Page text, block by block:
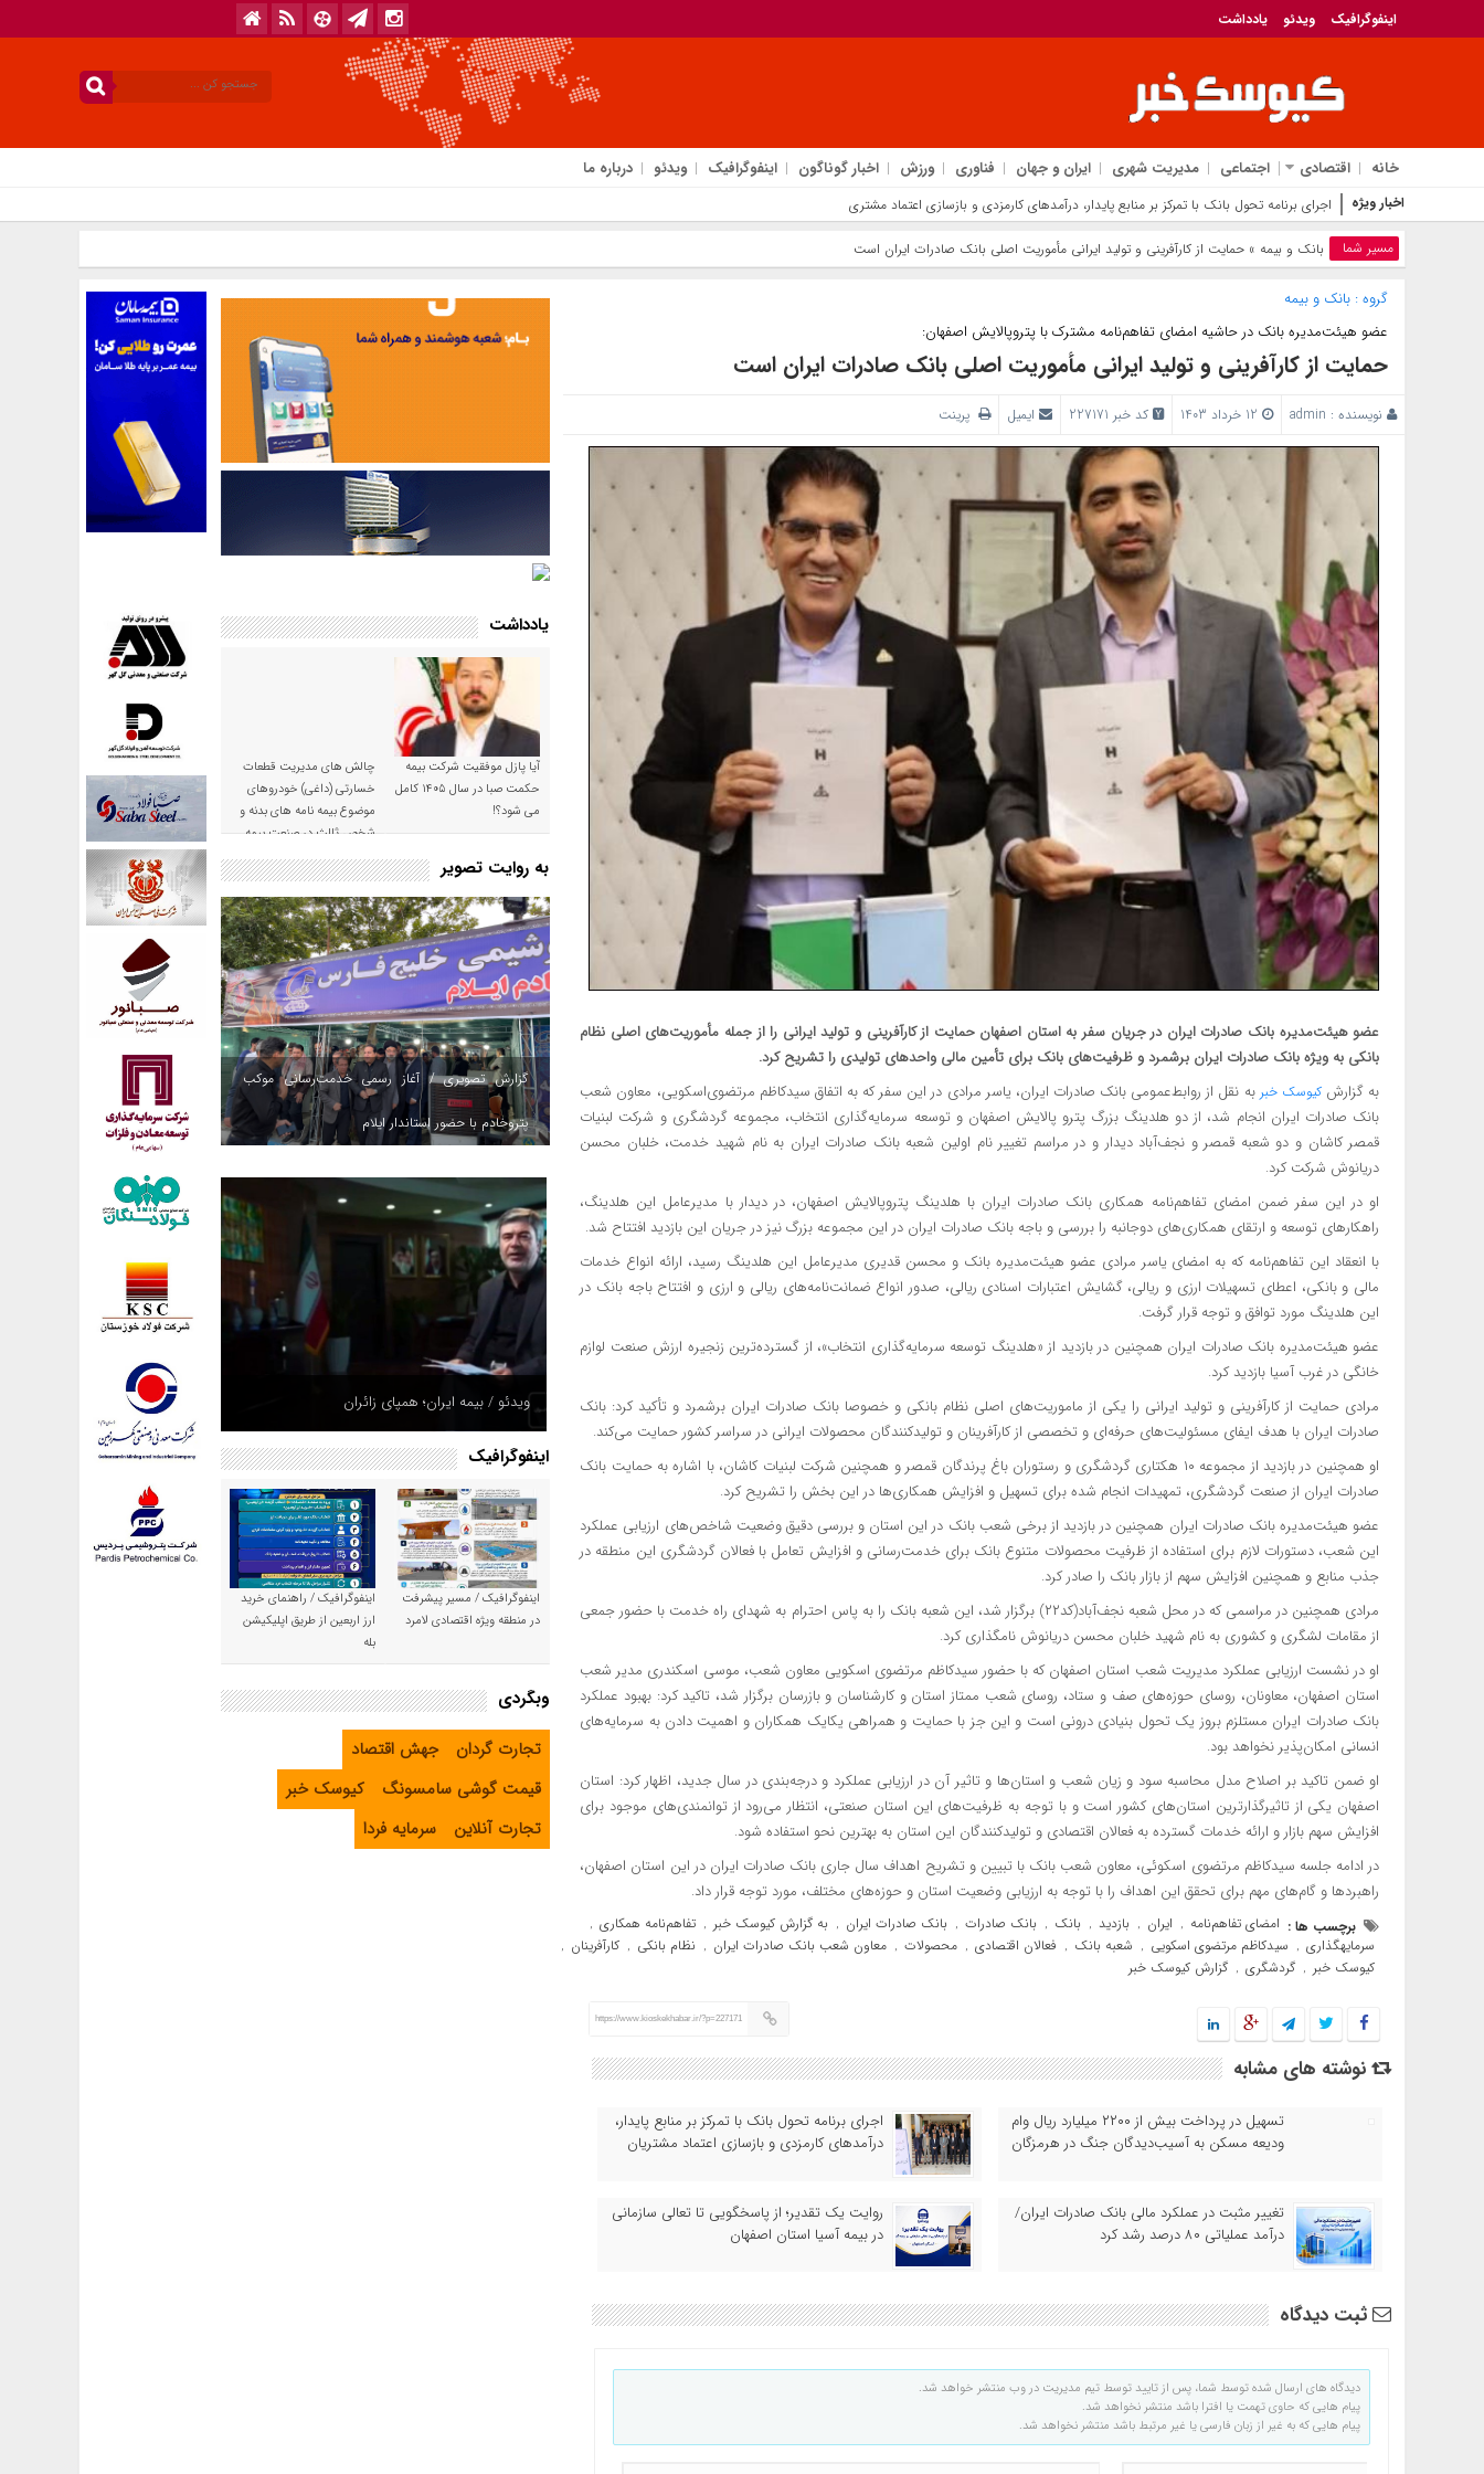
اینفوگرافیک ویدئو یادداشت
خانه اقتصادی اجتماعی مدیریت شهری ایران و جهان فناوری ورزش اخبار گوناگون اینفوگرافیک ویدئو درباره ما
اخبار ویژه اجرای برنامه تحول بانک با تمرکز بر منابع پایدار، درآمدهای کارمزدی و بازسازی اعتماد مشتریان
مسیر شما بانک‌ و بیمه » حمایت از کارآفرینی و تولید ایرانی مأموریت اصلی بانک صادرات ایران است
گروه :بانک‌ و بیمه
عضو هیئت‌مدیره بانک در حاشیه امضای تفاهم‌نامه مشترک با پتروپالایش اصفهان:
حمایت از کارآفرینی و تولید ایرانی مأموریت اصلی بانک صادرات ایران است
نویسنده : admin کد خبر 227171 ایمیل پرینت
​عضو هیئت‌مدیره بانک صادرات ایران در جریان سفر به استان اصفهان حمایت از کارآفرینی و تولید ایرانی را از جمله مأموریت‌های اصلی نظام
بانکی به ویژه بانک صادرات ایران برشمرد و ظرفیت‌های بانک برای تأمین مالی واحدهای تولیدی را تشریح کرد.
به گزارشکیوسک خبر به نقل از روابط‌عمومی بانک صادرات ایران، یاسر مرادی در این سفر که به اتفاق سیدکاظم مرتضوی‌اسکویی، معاون شعب
بانک صادرات ایران انجام شد، از دو هلدینگ بزرگ پترو پالایش اصفهان و توسعه سرمایه‌گذاری انتخاب، مجموعه گردشگری و شرکت لبنیات
قمصر کاشان و دو شعبه قمصر و نجف‌آباد دیدار و در مراسم تغییر نام اولین شعبه بانک صادرات ایران به نام شهید خدمت، خلبان محسن
دریانوش شرکت کرد.
او در این سفر ضمن امضای تفاهم‌نامه همکاری بانک صادرات ایران با هلدینگ پتروپالایش اصفهان، در دیدار با مدیرعامل این هلدینگ،
راهکارهای توسعه و ارتقای همکاری‌های دوجانبه را بررسی و باجه بانک صادرات ایران در این مجموعه بزرگ نیز در جریان این بازدید افتتاح شد.
با انعقاد این تفاهم‌نامه که به امضای یاسر مرادی عضو هیئت‌مدیره بانک و محسن قدیری مدیرعامل این هلدینگ رسید، ارائه انواع خدمات
مالی و بانکی، اعطای تسهیلات ارزی و ریالی، گشایش اعتبارات اسنادی ریالی، صدور انواع ضمانت‌نامه‌های ریالی و ارزی و افتتاح باجه بانک در
این هلدینگ مورد توافق و توجه قرار گرفت.
عضو هیئت‌مدیره بانک صادرات ایران همچنین در بازدید از «هلدینگ توسعه سرمایه‌گذاری انتخاب»، از گسترده‌ترین زنجیره ارزش صنعت لوازم
خانگی در غرب آسیا بازدید کرد.
مرادی حمایت از کارآفرینی و تولید ایرانی را یکی از ماموریت‌های اصلی نظام بانکی و خصوصا بانک صادرات ایران برشمرد و تأکید کرد: بانک
صادرات ایران با هدف ایفای مسئولیت‌های حرفه‌ای و تخصصی از کارآفرینان و تولیدکنندگان محصولات ایرانی در سراسر کشور حمایت می‌کند.
او همچنین در بازدید از مجموعه ۱۰ هکتاری گردشگری و رستوران باغ پرندگان قمصر و همچنین شرکت لبنیات کاشان، با اشاره به حمایت بانک
صادرات ایران از صنعت گردشگری، تمهیدات انجام شده برای تسهیل و افزایش همکاری‌ها در این بخش را تشریح کرد.
عضو هیئت‌مدیره بانک صادرات ایران همچنین در بازدید از برخی شعب بانک در این استان و بررسی دقیق وضعیت شاخص‌های ارزیابی عملکرد
این شعب، دستورات لازم برای استفاده از ظرفیت محصولات متنوع بانک برای خدمت‌رسانی و افزایش تعامل با فعالان گردشگری این منطقه در
جذب منابع و همچنین افزایش سهم از بازار بانک را صادر کرد.
مرادی همچنین در مراسمی که در محل شعبه نجف‌آباد(کد۲۲) برگزار شد، این شعبه بانک را به پاس احترام به شهدای راه خدمت با حضور جمعی
از مقامات لشگری و کشوری به نام شهید خلبان محسن دریانوش نامگذاری کرد.
او در نشست ارزیابی عملکرد مدیریت شعب استان اصفهان که با حضور سیدکاظم مرتضوی اسکویی معاون شعب، موسی اسکندری مدیر شعب
استان اصفهان، معاونان، روسای حوزه‌های صف و ستاد، روسای شعب ممتاز استان و کارشناسان و بازرسان برگزار شد، تاکید کرد: بهبود عملکرد
بانک صادرات ایران مستلزم بروز یک تحول بنیادی درونی است و این جز با حمایت و همراهی یکایک همکاران و اهمیت دادن به سرمایه‌های
انسانی امکان‌پذیر نخواهد بود.
او ضمن تاکید بر اصلاح مدل محاسبه سود و زیان شعب و استان‌ها و تاثیر آن در ارزیابی عملکرد و درجه‌بندی در سال جدید، اظهار کرد: استان
اصفهان یکی از تاثیرگذارترین استان‌های کشور است و با توجه به ظرفیت‌های این استان صنعتی، انتظار می‌رود از توانمندی‌های موجود برای
افزایش سهم بازار و ارائه خدمات گسترده به فعالان اقتصادی و تولیدکنندگان این استان به بهترین نحو استفاده شود.
در ادامه جلسه سیدکاظم مرتضوی اسکوئی، معاون شعب بانک با تبیین و تشریح اهداف سال جاری بانک صادرات ایران در این استان اصفهان،
راهبردها و گام‌های مهم برای تحقق این اهداف را با توجه به ارزیابی وضعیت استان و حوزه‌های مختلف، مورد توجه قرار داد.​
برچسب ها : امضای تفاهم‌نامه , ایران , بازدید , بانک , بانک صادرات , بانک صادرات ایران , به گزارش کیوسک خبر , تفاهم‌نامه همکاری ,
سرمایهگذاری , سیدکاظم مرتضوی اسکویی , شعبه بانک , فعالان اقتصادی , محصولات , معاون شعب بانک صادرات ایران , نظام بانکی , کارآفرینان ,
کیوسک خبر , گردشگری , گزارش کیوسک خبر
https://www.kioskekhabar.ir/?p=227171
نوشته های مشابه
تسهیل در پرداخت بیش از ۲۲۰۰ میلیارد ریال وام
ودیعه مسکن به آسیب‌دیدگان جنگ در هرمزگان
اجرای برنامه تحول بانک با تمرکز بر منابع پایدار،
درآمدهای کارمزدی و بازسازی اعتماد مشتریان
تغییر مثبت در عملکرد مالی بانک صادرات ایران/
درآمد عملیاتی ۸۰ درصد رشد کرد
روایت یک تقدیر؛ از پاسخگویی تا تعالی سازمانی
در بیمه آسیا استان اصفهان
ثبت دیدگاه
دیدگاه های ارسال شده توسط شما، پس از تایید توسط تیم مدیریت در وب منتشر خواهد شد.
پیام هایی که حاوی تهمت یا افترا باشد منتشر نخواهد شد.
پیام هایی که به غیر از زبان فارسی یا غیر مرتبط باشد منتشر نخواهد شد.
یادداشت
آیا پازل موفقیت شرکت بیمه
حکمت صبا در سال ۱۴۰۵ کامل
می شود؟!
چالش های مدیریت قطعات
خسارتی (داغی) خودروهای
موضوع بیمه نامه های بدنه و
شخص ثالث در صنعت بیمه
به روایت تصویر
گزارش تصویری / آغاز رسمی خدمت‌رسانی موکب
پتروخادم با حضور استاندار ایلام
ویدئو / بیمه ایران؛ همپای زائران
اینفوگرافیک
اینفوگرافیک / مسیر پیشرفت
در منطقه ویژه اقتصادی لامرد
اینفوگرافیک / راهنمای خرید
ارز اربعین از طریق اپلیکیشن
بله
وبگردی
تجارت گردان
جهش اقتصاد
قیمت گوشی سامسونگ
کیوسک خبر
تجارت آنلاین
سرمایه فردا